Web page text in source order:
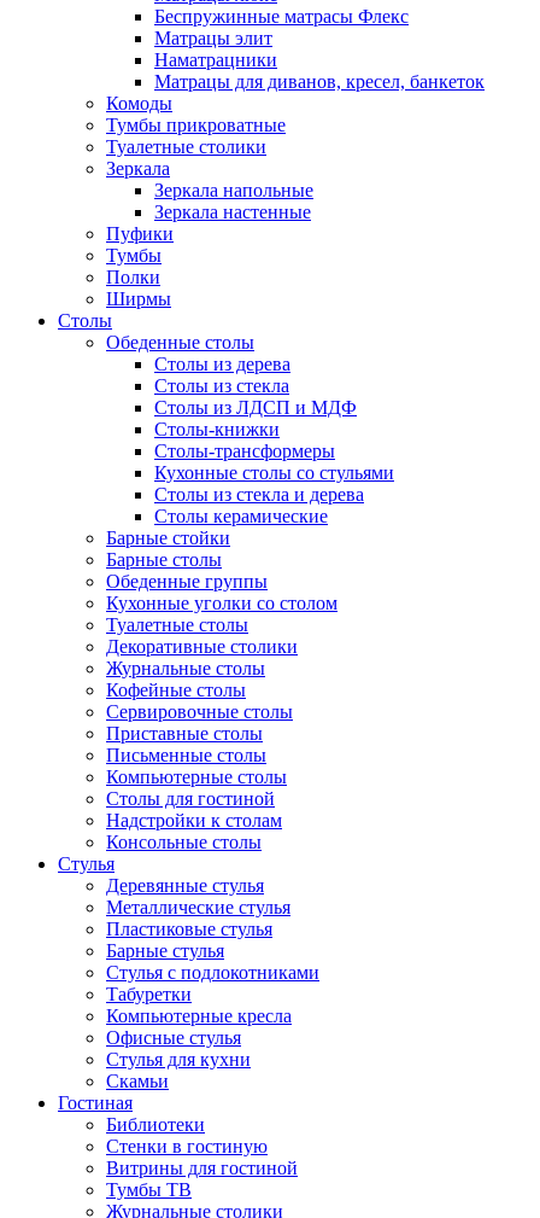
Беспружинные матрасы Флекс
Матрацы элит
Наматрацники
Матрацы для диванов, кресел, банкеток
Комоды
Тумбы прикроватные
Туалетные столики
Зеркала
Зеркала напольные
Зеркала настенные
Пуфики
Тумбы
Полки
Ширмы
Столы
Обеденные столы
Столы из дерева
Столы из стекла
Столы из ЛДСП и МДФ
Столы-книжки
Столы-трансформеры
Кухонные столы со стульями
Столы из стекла и дерева
Столы керамические
Барные стойки
Барные столы
Обеденные группы
Кухонные уголки со столом
Туалетные столы
Декоративные столики
Журнальные столы
Кофейные столы
Сервировочные столы
Приставные столы
Письменные столы
Компьютерные столы
Столы для гостиной
Надстройки к столам
Консольные столы
Стулья
Деревянные стулья
Металлические стулья
Пластиковые стулья
Барные стулья
Стулья с подлокотниками
Табуретки
Компьютерные кресла
Офисные стулья
Стулья для кухни
Скамьи
Гостиная
Библиотеки
Стенки в гостиную
Витрины для гостиной
Тумбы ТВ
Журнальные столики